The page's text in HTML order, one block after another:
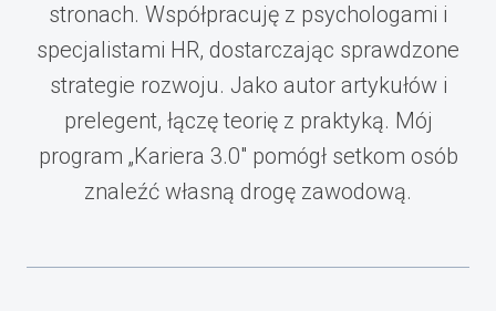
stronach. Współpracuję z psychologami i
specjalistami HR, dostarczając sprawdzone
strategie rozwoju. Jako autor artykułów i
prelegent, łączę teorię z praktyką. Mój
program „Kariera 3.0" pomógł setkom osób
znaleźć własną drogę zawodową.